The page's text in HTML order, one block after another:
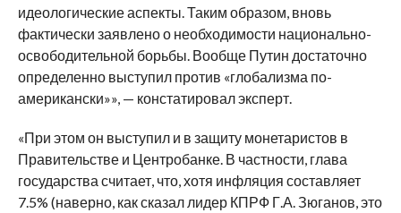
идеологические аспекты. Таким образом, вновь
фактически заявлено о необходимости национально-
освободительной борьбы. Вообще Путин достаточно
определенно выступил против «глобализма по-
американски»», — констатировал эксперт.
«При этом он выступил и в защиту монетаристов в
Правительстве и Центробанке. В частности, глава
государства считает, что, хотя инфляция составляет
7.5% (наверно, как сказал лидер КПРФ Г.А. Зюганов, это